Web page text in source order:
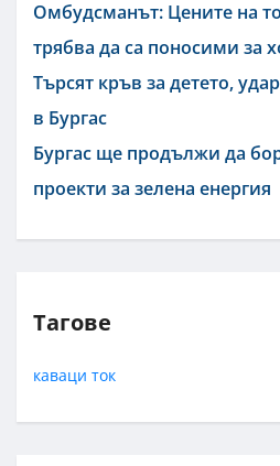
Омбудсманът: Цените на
трябва да са поносими за
Търсят кръв за детето,
в Бургас
Бургас ще продължи да
проекти за зелена енергия
Тагове
каваци ток